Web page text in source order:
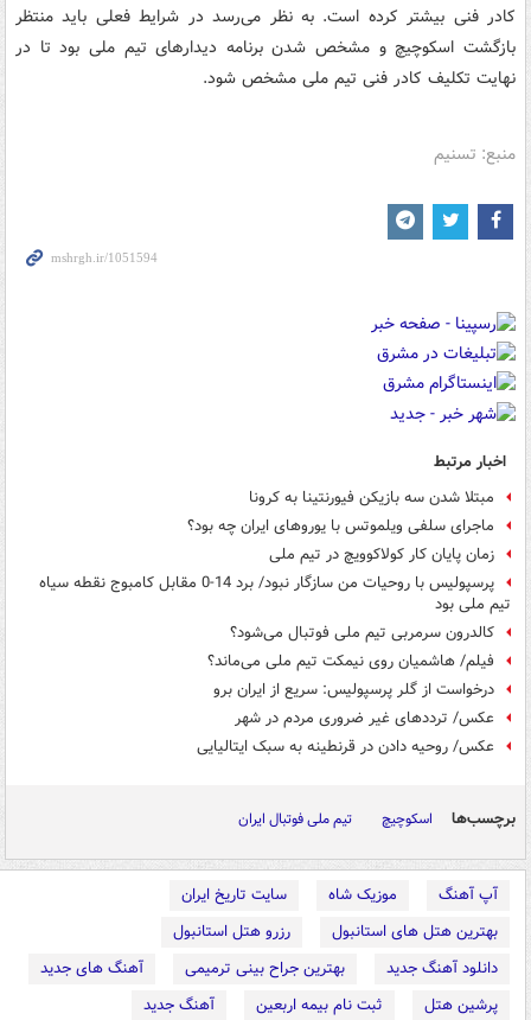
کادر فنی بیشتر کرده است. به نظر می‌رسد در شرایط فعلی باید منتظر
بازگشت اسکوچیچ و مشخص شدن برنامه دیدارهای تیم ملی بود تا در
نهایت تکلیف کادر فنی تیم ملی مشخص شود.
منبع: تسنیم
اخبار مرتبط
مبتلا شدن سه بازیکن فیورنتینا به کرونا
ماجرای سلفی ویلموتس با یوروهای ایران چه بود؟
زمان پایان کار کولاکوویچ در تیم ملی
پرسپولیس با روحیات من سازگار نبود/ برد 14-0 مقابل کامبوج نقطه سیاه
تیم ملی بود
کالدرون سرمربی تیم ملی فوتبال می‌شود؟
فیلم/ هاشمیان روی نیمکت تیم ملی می‌ماند؟
درخواست از گلر پرسپولیس: سریع از ایران برو
عکس/ ترددهای غیر ضروری مردم در شهر
عکس/ روحیه دادن در قرنطینه به سبک ایتالیایی
برچسب‌ها اسکوچیچ تیم ملی فوتبال ایران
آپ آهنگ موزیک شاه
سایت تاریخ ایران
بهترین هتل های استانبول
رزرو هتل استانبول
دانلود آهنگ جدید
بهترین جراح بینی ترمیمی
آهنگ های جدید
پرشین هتل
ثبت نام بیمه اربعین
آهنگ جدید